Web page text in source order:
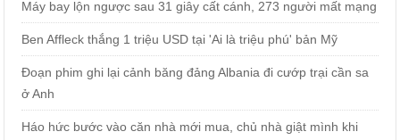
Máy bay lộn ngược sau 31 giây cất cánh, 273 người mất mạng
Ben Affleck thắng 1 triệu USD tại 'Ai là triệu phú' bản Mỹ
Đoạn phim ghi lại cảnh băng đảng Albania đi cướp trại cần sa
ở Anh
Háo hức bước vào căn nhà mới mua, chủ nhà giật mình khi